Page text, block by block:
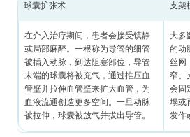
球囊扩张术 支架
在介入治疗期间，患者会接受镇静
或局部麻醉。一根称为导管的细管
被插入动脉，到达阻塞部位，导管
末端的球囊将被充气，通过推压血
管壁并拉伸血管壁来扩大血管，为
血液流通创造更多空间。一旦动脉
被拉伸，球囊被放气并拔出导管。
大多
的动
丝网
窄。
会固
塌或
发作